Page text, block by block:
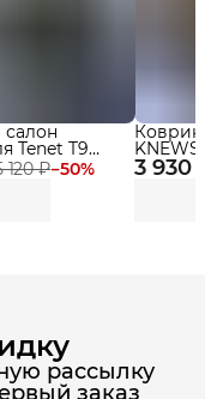
120 ₽−50%
Tenet T9
Premium с
Эва, Eva
3 930
Коврик
рассылку
заказ